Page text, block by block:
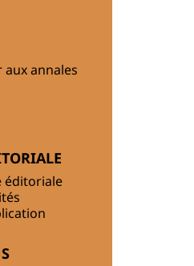
annales
éditoriale